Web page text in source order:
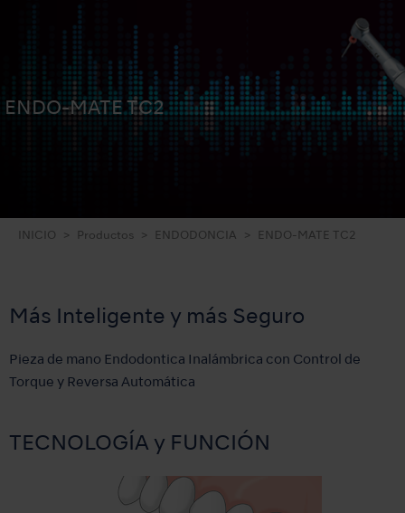
ENDO-MATE TC2
INICIO Productos ENDODONCIA ENDO-MATE TC2
Más Inteligente y más Seguro
Pieza de mano Endodontica Inalámbrica con Control de
Torque y Reversa Automática
TECNOLOGÍA y FUNCIÓN